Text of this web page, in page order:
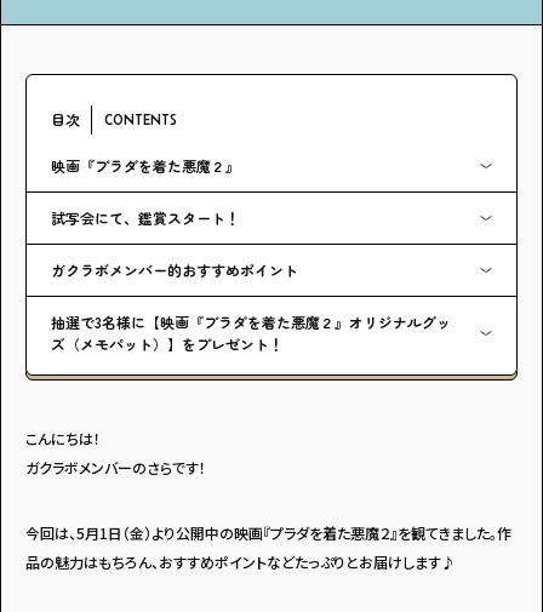
目次 CONTENTS
映画『プラダを着た悪魔２』
試写会にて、鑑賞スタート！
ガクラボメンバー的おすすめポイント
抽選で3名様に【映画『プラダを着た悪魔２』オリジナルグッ
ズ（メモパット）】をプレゼント！
こんにちは！
ガクラボメンバーのさらです！
今回は、5月1日（金）より公開中の映画『プラダを着た悪魔２』を観てきました。作
品の魅力はもちろん、おすすめポイントなどたっぷりとお届けします♪